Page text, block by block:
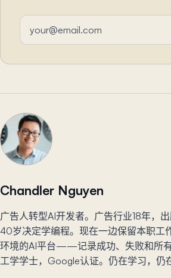
邮箱地址
Chandler Nguyen
广告人转型AI开发者。广告行业18年，
40岁决定学编程。现在一边保留本职工
环境的AI平台——记录成功、失败和所
工学学士，Google认证。仍在学习，仍